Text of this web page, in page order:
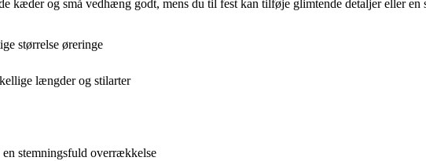
kæder og små vedhæng godt, mens du til fest kan tilføje glimtende detaljer eller en
størrelse øreringe
længder og stilarter
stemningsfuld overrækkelse